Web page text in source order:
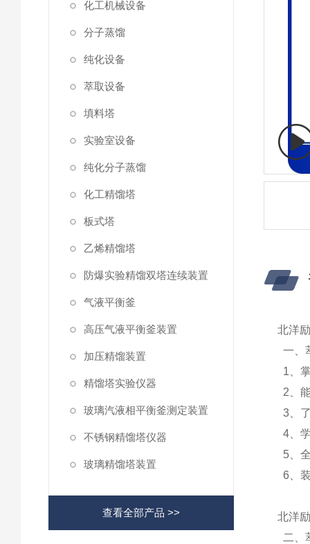
化工机械设备
分子蒸馏
纯化设备
萃取设备
填料塔
实验室设备
纯化分子蒸馏
化工精馏塔
板式塔
乙烯精馏塔
防爆实验精馏双塔连续装置
气液平衡釜
高压气液平衡釜装置
加压精馏装置
精馏塔实验仪器
玻璃汽液相平衡釜测定装置
不锈钢精馏塔仪器
玻璃精馏塔装置
查看全部产品 >>
北洋
一、
1、
2、
3、
4、
5、
6、
北洋
二、